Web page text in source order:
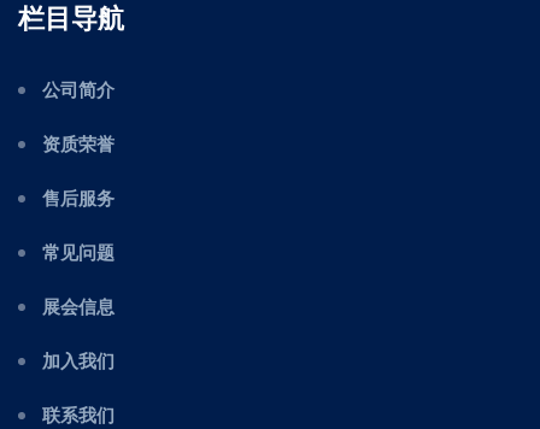
栏目导航
公司简介
资质荣誉
售后服务
常见问题
展会信息
加入我们
联系我们